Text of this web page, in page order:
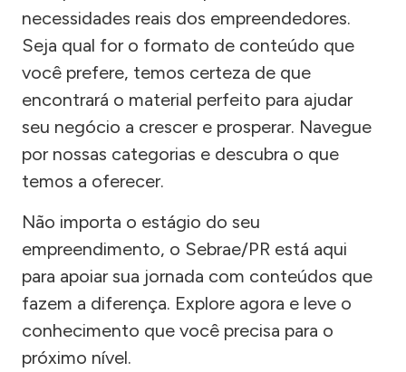
necessidades reais dos empreendedores.
Seja qual for o formato de conteúdo que
você prefere, temos certeza de que
encontrará o material perfeito para ajudar
seu negócio a crescer e prosperar. Navegue
por nossas categorias e descubra o que
temos a oferecer.
Não importa o estágio do seu
empreendimento, o Sebrae/PR está aqui
para apoiar sua jornada com conteúdos que
fazem a diferença. Explore agora e leve o
conhecimento que você precisa para o
próximo nível.